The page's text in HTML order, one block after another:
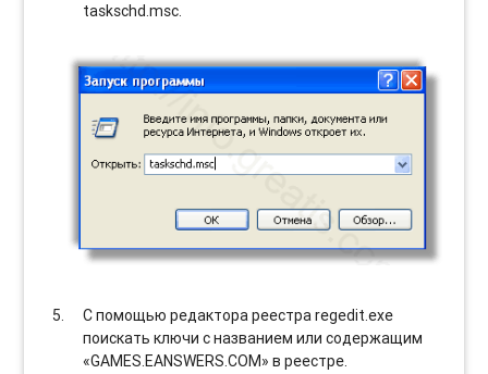
taskschd.msc.
С помощью редактора реестра regedit.exe
поискать ключи с названием или содержащим
«GAMES.EANSWERS.COM» в реестре.